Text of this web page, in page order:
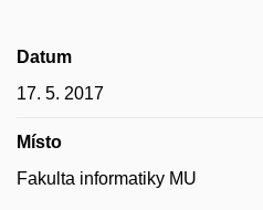
Datum
17. 5. 2017
Místo
Fakulta informatiky MU